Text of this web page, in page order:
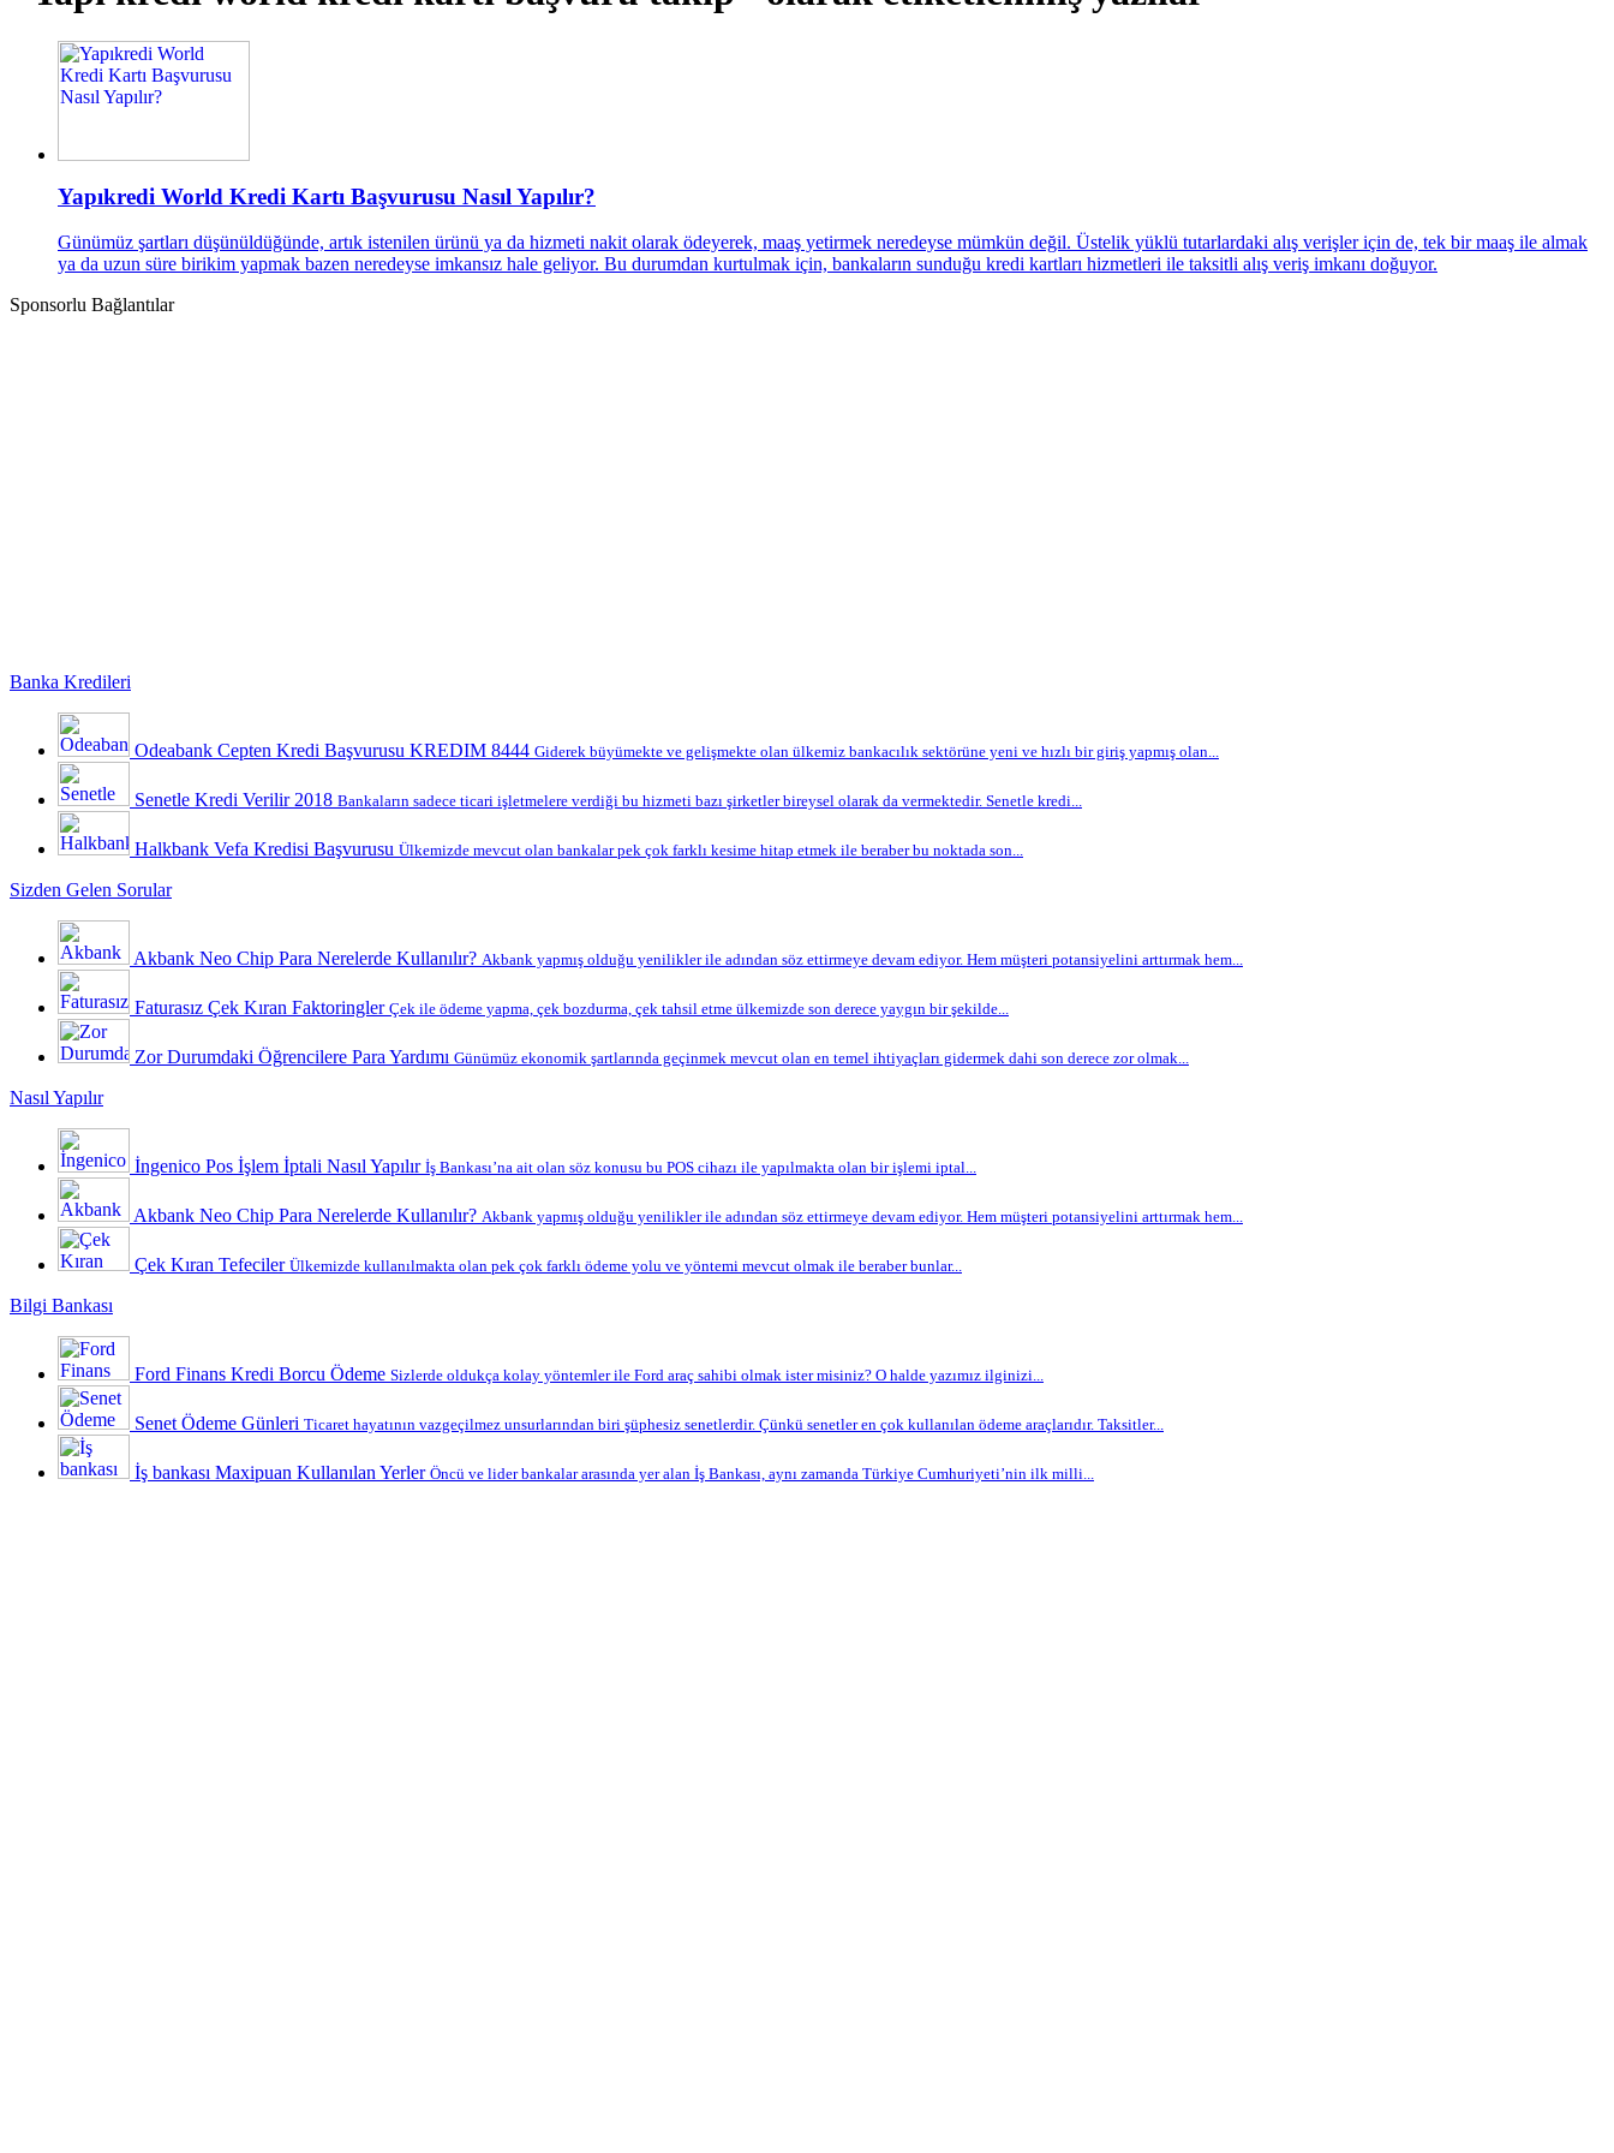
Yapıkredi World Kredi Kartı Başvurusu Nasıl Yapılır?
Günümüz şartları düşünüldüğünde, artık istenilen ürünü ya da hizmeti nakit olarak ödeyerek, maaş yetirmek neredeyse mümkün değil. Üstelik yüklü tutarlardaki alış verişler için de, tek bir maaş ile almak
ya da uzun süre birikim yapmak bazen neredeyse imkansız hale geliyor. Bu durumdan kurtulmak için, bankaların sunduğu kredi kartları hizmetleri ile taksitli alış veriş imkanı doğuyor.
Sponsorlu Bağlantılar
Banka Kredileri
Odeabank Cepten Kredi Başvurusu KREDIM 8444 Giderek büyümekte ve gelişmekte olan ülkemiz bankacılık sektörüne yeni ve hızlı bir giriş yapmış olan...
Senetle Kredi Verilir 2018 Bankaların sadece ticari işletmelere verdiği bu hizmeti bazı şirketler bireysel olarak da vermektedir. Senetle kredi...
Halkbank Vefa Kredisi Başvurusu Ülkemizde mevcut olan bankalar pek çok farklı kesime hitap etmek ile beraber bu noktada son...
Sizden Gelen Sorular
Akbank Neo Chip Para Nerelerde Kullanılır? Akbank yapmış olduğu yenilikler ile adından söz ettirmeye devam ediyor. Hem müşteri potansiyelini arttırmak hem...
Faturasız Çek Kıran Faktoringler Çek ile ödeme yapma, çek bozdurma, çek tahsil etme ülkemizde son derece yaygın bir şekilde...
Zor Durumdaki Öğrencilere Para Yardımı Günümüz ekonomik şartlarında geçinmek mevcut olan en temel ihtiyaçları gidermek dahi son derece zor olmak...
Nasıl Yapılır
İngenico Pos İşlem İptali Nasıl Yapılır İş Bankası’na ait olan söz konusu bu POS cihazı ile yapılmakta olan bir işlemi iptal...
Akbank Neo Chip Para Nerelerde Kullanılır? Akbank yapmış olduğu yenilikler ile adından söz ettirmeye devam ediyor. Hem müşteri potansiyelini arttırmak hem...
Çek Kıran Tefeciler Ülkemizde kullanılmakta olan pek çok farklı ödeme yolu ve yöntemi mevcut olmak ile beraber bunlar...
Bilgi Bankası
Ford Finans Kredi Borcu Ödeme Sizlerde oldukça kolay yöntemler ile Ford araç sahibi olmak ister misiniz? O halde yazımız ilginizi...
Senet Ödeme Günleri Ticaret hayatının vazgeçilmez unsurlarından biri şüphesiz senetlerdir. Çünkü senetler en çok kullanılan ödeme araçlarıdır. Taksitler...
İş bankası Maxipuan Kullanılan Yerler Öncü ve lider bankalar arasında yer alan İş Bankası, aynı zamanda Türkiye Cumhuriyeti’nin ilk milli...